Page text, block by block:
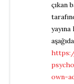
çıkan
own-